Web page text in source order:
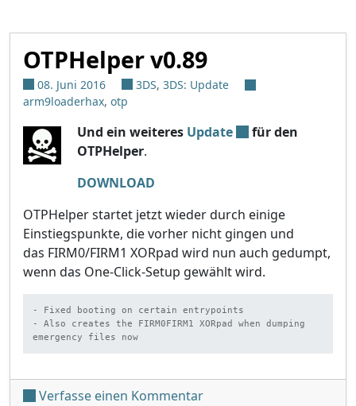
OTPHelper v0.89
08. Juni 2016 3DS, 3DS: Update
arm9loaderhax, otp
Und ein weiteres Update
für den
OTPHelper.
DOWNLOAD
OTPHelper startet jetzt wieder durch einige
Einstiegspunkte, die vorher nicht gingen und
das FIRM0/FIRM1 XORpad wird nun auch gedumpt,
wenn das One-Click-Setup gewählt wird.
- Fixed booting on certain entrypoints
- Also creates the FIRM0FIRM1 XORpad when dumping
emergency files now
Verfasse einen Kommentarunter 'OTPHelper v0.89'